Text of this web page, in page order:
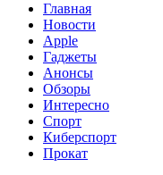
Главная
Новости
Apple
Гаджеты
Анонсы
Обзоры
Интересно
Спорт
Киберспорт
Прокат